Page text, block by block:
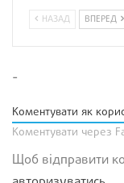
НАЗАД ВПЕРЕД
-
Коментувати як
Коментувати через
Щоб відправити